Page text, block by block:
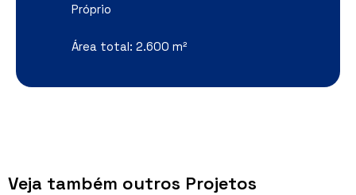
Próprio
Área total: 2.600 m²
Veja também outros Projetos